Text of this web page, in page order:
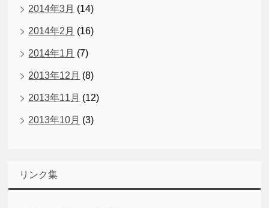
2014年3月 (14)
2014年2月 (16)
2014年1月 (7)
2013年12月 (8)
2013年11月 (12)
2013年10月 (3)
リンク集